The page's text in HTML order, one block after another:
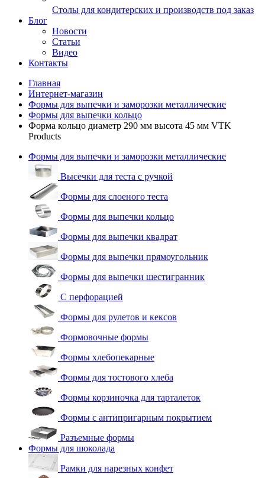
Cтолы для кондитерских и производств под заказ
Блог
Новости
Статьи
Видео
Контакты
Главная
Интернет-магазин
Формы для выпечки и заморозки металлические
Формы для выпечки кольцо
Форма кольцо диаметр 290 мм высота 45 мм VTK
Products
Формы для выпечки и заморозки металлические
Высечки для теста с ручкой
Формы для слоеного теста
Формы для выпечки кольцо
Формы для выпечки квадрат
Формы для выпечки прямоугольник
Формы для выпечки шестигранник
С перфорацией
Формы для рулетов и кексов
Формовочные формы
Формы хлебопекарные
Формы для тостового хлеба
Формы корзиночка для тарталеток
Формы с антипригарным покрытием
Разъемные формы
Формы для шоколада
Рамки для нарезных конфет